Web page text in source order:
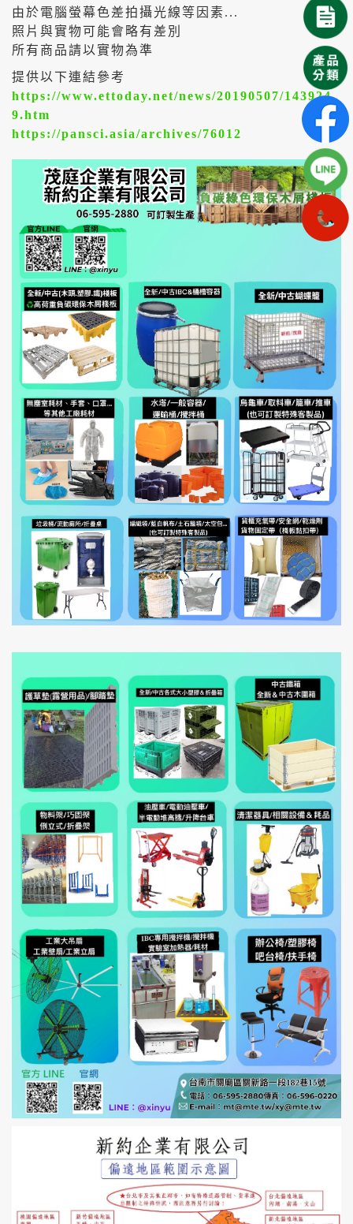
由於電腦螢幕色差拍攝光線等因素...
照片與實物可能會略有差別
所有商品請以實物為準
提供以下連結參考
https://www.ettoday.net/news/20190507/143924
9.htm
https://pansci.asia/archives/76012